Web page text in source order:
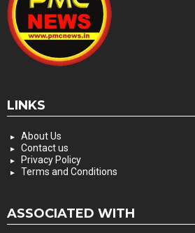
LINKS
About Us
Contact us
Privacy Policy
Terms and Conditions
ASSOCIATED WITH